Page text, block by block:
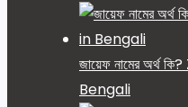
জায়েফ নামের
Bengali